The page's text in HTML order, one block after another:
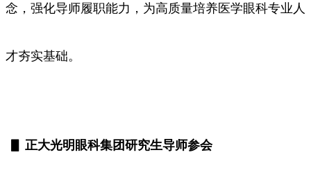
念，强化导师履职能力，为高质量培养医学眼科专业人
才夯实基础。
▋ 正大光明眼科集团研究生导师参会